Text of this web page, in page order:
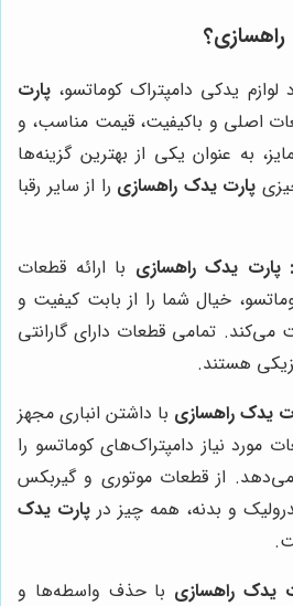
یدکی دامپتراک کوماتسو، پارت
اصلی و باکیفیت، قیمت مناسب، و
به عنوان یکی از بهترین گزینه‌ها
پارت یدک راهسازی را از سایر رقبا
پارت یدک راهسازی با ارائه قطعات
خیال شما را از بابت کیفیت و
می‌کند. تمامی قطعات دارای گارانتی
هستند.
یدک راهسازی با داشتن انباری مجهز
مورد نیاز دامپتراک‌های کوماتسو را
می‌دهد. از قطعات موتوری و گیربکس
و بدنه، همه چیز در پارت یدک
یدک راهسازی با حذف واسطه‌ها و